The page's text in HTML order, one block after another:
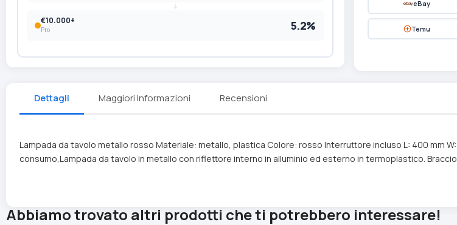
€10.000+
Pro 5.2%
eBay
Temu
Dettagli Maggiori Informazioni Recensioni
Lampada da tavolo metallo rosso Materiale: metallo, plastica Colore: rosso Interruttore incluso L: 400 mm W:
consumo,Lampada da tavolo in metallo con riflettore interno in alluminio ed esterno in termoplastico.
Abbiamo trovato altri prodotti che ti potrebbero interessare!